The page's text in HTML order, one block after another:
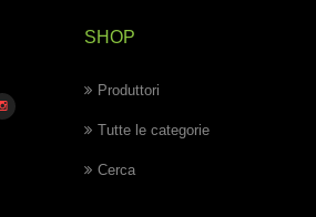
SHOP
Produttori
Tutte le categorie
Cerca